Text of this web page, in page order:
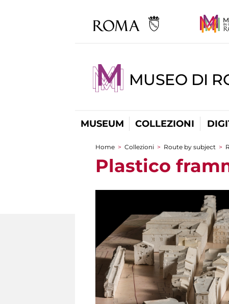
MUSEO DI
MUSEUM COLLEZIONI
You are here
Home > Collezioni > Route by subject >
Plastico